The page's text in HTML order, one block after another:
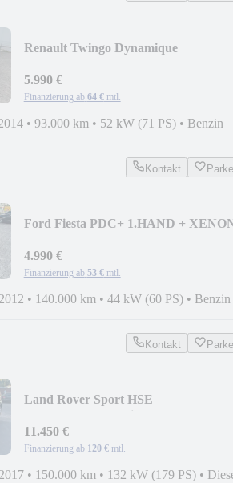
Renault Twingo Dynamique
5.990 €
Finanzierung ab 64 € mtl.
• 93.000 km • 52 kW (71 PS) • Benzin
Kontakt
Ford Fiesta PDC+ 1.HAND +
4.990 €
Finanzierung ab 53 € mtl.
• 140.000 km • 44 kW (60 PS) • Benzin
Kontakt
Land Rover Sport HSE
XENON+TEMP+SHZ
11.450 €
Finanzierung ab 120 € mtl.
• 150.000 km • 132 kW (179 PS) •